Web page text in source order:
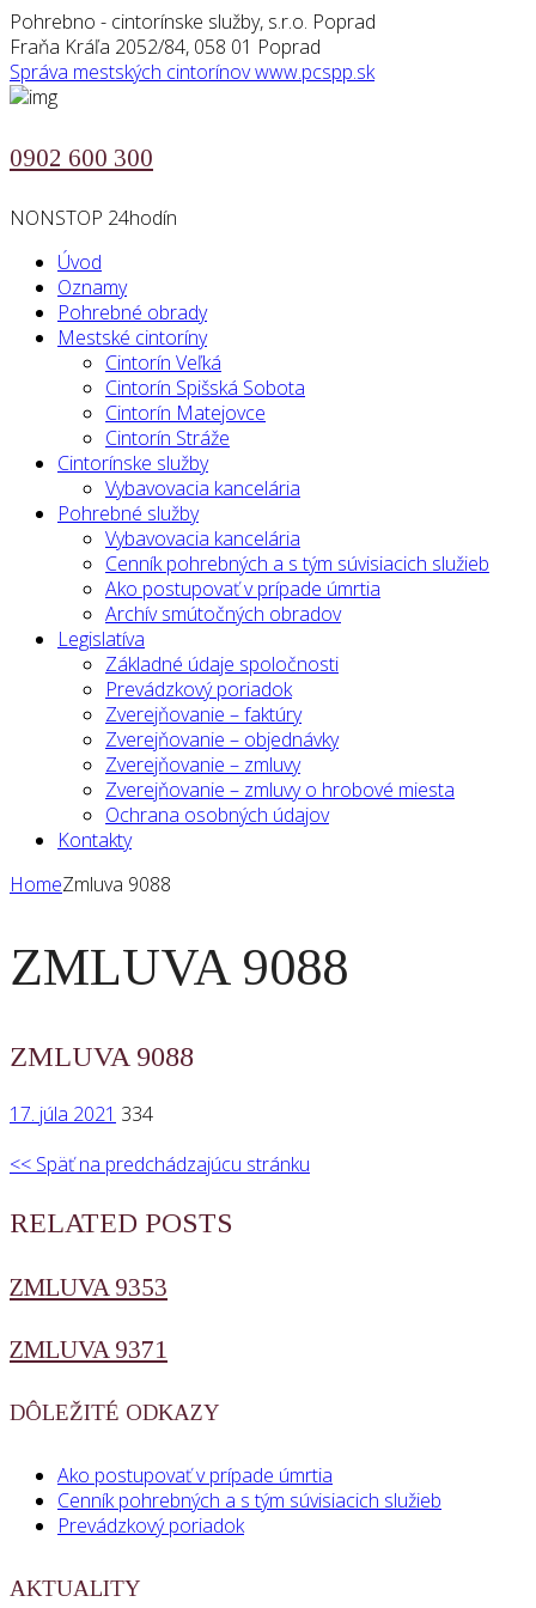
Pohrebno - cintorínske služby, s.r.o. Poprad
Fraňa Kráľa 2052/84, 058 01 Poprad
Správa mestských cintorínovwww.pcspp.sk
0902 600 300
NONSTOP 24hodín
Úvod
Oznamy
Pohrebné obrady
Mestské cintoríny
Cintorín Veľká
Cintorín Spišská Sobota
Cintorín Matejovce
Cintorín Stráže
Cintorínske služby
Vybavovacia kancelária
Pohrebné služby
Vybavovacia kancelária
Cenník pohrebných a s tým súvisiacich služieb
Ako postupovať v prípade úmrtia
Archív smútočných obradov
Legislatíva
Základné údaje spoločnosti
Prevádzkový poriadok
Zverejňovanie – faktúry
Zverejňovanie – objednávky
Zverejňovanie – zmluvy
Zverejňovanie – zmluvy o hrobové miesta
Ochrana osobných údajov
Kontakty
HomeZmluva 9088
ZMLUVA 9088
ZMLUVA 9088
17. júla 2021 334
<< Späť na predchádzajúcu stránku
RELATED POSTS
ZMLUVA 9353
ZMLUVA 9371
DÔLEŽITÉ ODKAZY
Ako postupovať v prípade úmrtia
Cenník pohrebných a s tým súvisiacich služieb
Prevádzkový poriadok
AKTUALITY